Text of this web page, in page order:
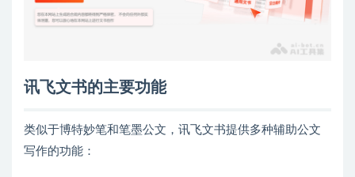
讯飞文书的主要功能
类似于博特妙笔和笔墨公文，讯飞文书提供多种辅助公文
写作的功能：